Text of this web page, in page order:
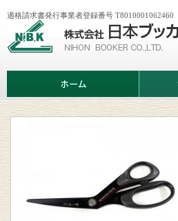
会
日
ッ
カ
適格請求書発行事業者登録番号 T8010001062460
ム
ビ
案